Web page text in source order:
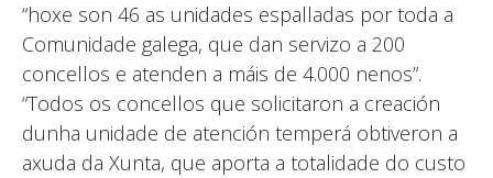
“hoxe son 46 as unidades espalladas por toda a
Comunidade galega, que dan servizo a 200
concellos e atenden a máis de 4.000 nenos”.
“Todos os concellos que solicitaron a creación
dunha unidade de atención temperá obtiveron a
axuda da Xunta, que aporta a totalidade do custo